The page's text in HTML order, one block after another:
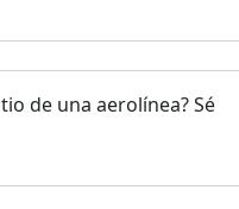
de una aerolínea? Sé